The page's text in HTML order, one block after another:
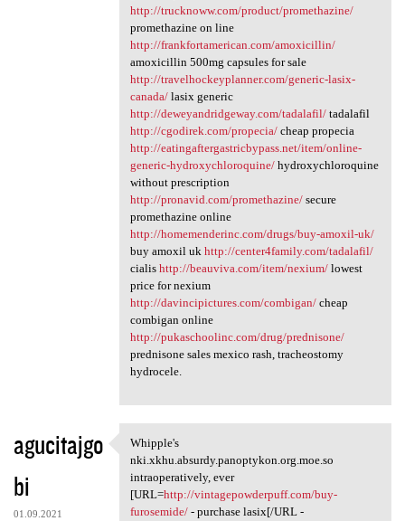
http://trucknoww.com/product/promethazine/
promethazine on line
http://frankfortamerican.com/amoxicillin/
amoxicillin 500mg capsules for sale
http://travelhockeyplanner.com/generic-lasix-
canada/lasix generic
http://deweyandridgeway.com/tadalafil/tadalafil
http://cgodirek.com/propecia/cheap propecia
http://eatingaftergastricbypass.net/item/online-
generic-hydroxychloroquine/hydroxychloroquine
without prescription
http://pronavid.com/promethazine/secure
promethazine online
http://homemenderinc.com/drugs/buy-amoxil-uk/
buy amoxil uk http://center4family.com/tadalafil/
cialis http://beauviva.com/item/nexium/lowest
price for nexium
http://davincipictures.com/combigan/cheap
combigan online
http://pukaschoolinc.com/drug/prednisone/
prednisone sales mexico rash, tracheostomy
hydrocele.
agucitajgo
bi
01.09.2021
Whipple's nki.xkhu.absurdy
Whipple's
nki.xkhu.absurdy.panoptykon.org.moe.so
intraoperatively, ever
[URL=http://vintagepowderpuff.com/buy-
furosemide/- purchase lasix[/URL -